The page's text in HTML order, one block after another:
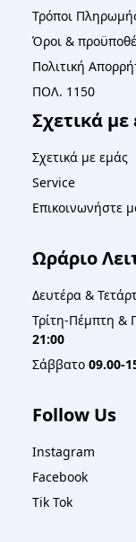
Τρόποι
Όροι &
Πολιτική
ΠΟΛ. 1150
Σχετικά με
Σχετικά με εμάς
Service
Επικοινωνήστε
Ωράριο
Δευτέρα &
Τρίτη-Πέμπτη &
21:00
Σάββατο 09.00-
Follow Us
Instagram
Facebook
Tik Tok